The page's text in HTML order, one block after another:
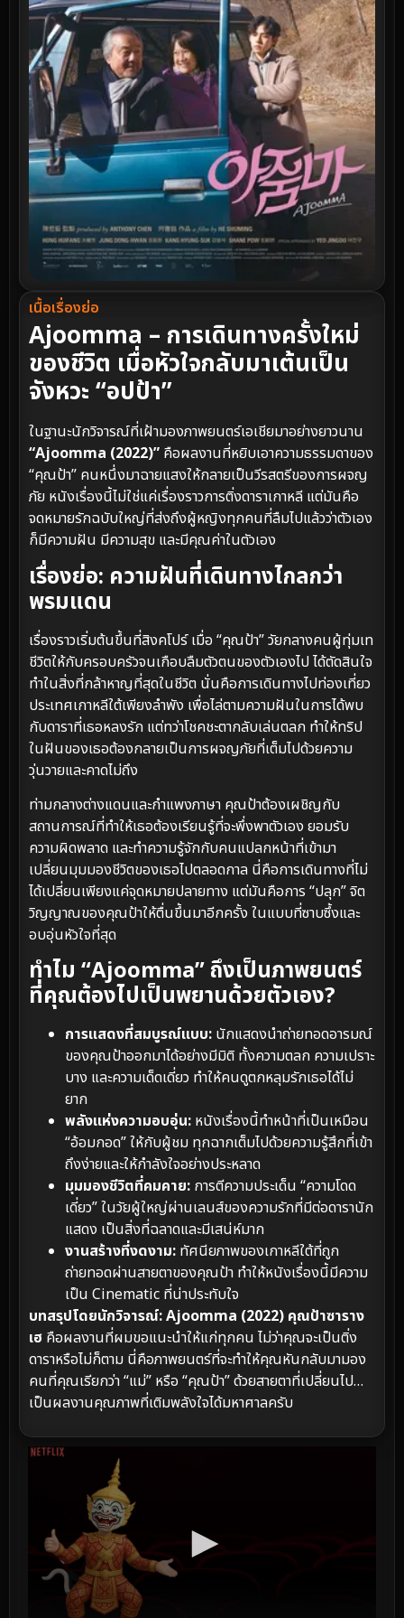
เนื้อเรื่องย่อ
Ajoomma – การเดินทางครั้งใหม่
ของชีวิต เมื่อหัวใจกลับมาเต้นเป็น
จังหวะ “อปป้า”
ในฐานะนักวิจารณ์ที่เฝ้ามองภาพยนตร์เอเชียมาอย่างยาวนาน
“Ajoomma (2022)” คือผลงานที่หยิบเอาความธรรมดาของ
“คุณป้า” คนหนึ่งมาฉายแสงให้กลายเป็นวีรสตรีของการผจญ
ภัย หนังเรื่องนี้ไม่ใช่แค่เรื่องราวการติ่งดาราเกาหลี แต่มันคือ
จดหมายรักฉบับใหญ่ที่ส่งถึงผู้หญิงทุกคนที่ลืมไปแล้วว่าตัวเอง
ก็มีความฝัน มีความสุข และมีคุณค่าในตัวเอง
เรื่องย่อ: ความฝันที่เดินทางไกลกว่า
พรมแดน
เรื่องราวเริ่มต้นขึ้นที่สิงคโปร์ เมื่อ “คุณป้า” วัยกลางคนผู้ทุ่มเท
ชีวิตให้กับครอบครัวจนเกือบลืมตัวตนของตัวเองไป ได้ตัดสินใจ
ทำในสิ่งที่กล้าหาญที่สุดในชีวิต นั่นคือการเดินทางไปท่องเที่ยว
ประเทศเกาหลีใต้เพียงลำพัง เพื่อไล่ตามความฝันในการได้พบ
กับดาราที่เธอหลงรัก แต่ทว่าโชคชะตากลับเล่นตลก ทำให้ทริป
ในฝันของเธอต้องกลายเป็นการผจญภัยที่เต็มไปด้วยความ
วุ่นวายและคาดไม่ถึง
ท่ามกลางต่างแดนและกำแพงภาษา คุณป้าต้องเผชิญกับ
สถานการณ์ที่ทำให้เธอต้องเรียนรู้ที่จะพึ่งพาตัวเอง ยอมรับ
ความผิดพลาด และทำความรู้จักกับคนแปลกหน้าที่เข้ามา
เปลี่ยนมุมมองชีวิตของเธอไปตลอดกาล นี่คือการเดินทางที่ไม่
ได้เปลี่ยนเพียงแค่จุดหมายปลายทาง แต่มันคือการ “ปลุก” จิต
วิญญาณของคุณป้าให้ตื่นขึ้นมาอีกครั้ง ในแบบที่ซาบซึ้งและ
อบอุ่นหัวใจที่สุด
ทำไม “Ajoomma” ถึงเป็นภาพยนตร์
ที่คุณต้องไปเป็นพยานด้วยตัวเอง?
การแสดงที่สมบูรณ์แบบ: นักแสดงนำถ่ายทอดอารมณ์
ของคุณป้าออกมาได้อย่างมีมิติ ทั้งความตลก ความเปราะ
บาง และความเด็ดเดี่ยว ทำให้คนดูตกหลุมรักเธอได้ไม่
ยาก
พลังแห่งความอบอุ่น: หนังเรื่องนี้ทำหน้าที่เป็นเหมือน
“อ้อมกอด” ให้กับผู้ชม ทุกฉากเต็มไปด้วยความรู้สึกที่เข้า
ถึงง่ายและให้กำลังใจอย่างประหลาด
มุมมองชีวิตที่คมคาย: การตีความประเด็น “ความโดด
เดี่ยว” ในวัยผู้ใหญ่ผ่านเลนส์ของความรักที่มีต่อดารานัก
แสดง เป็นสิ่งที่ฉลาดและมีเสน่ห์มาก
งานสร้างที่งดงาม: ทัศนียภาพของเกาหลีใต้ที่ถูก
ถ่ายทอดผ่านสายตาของคุณป้า ทำให้หนังเรื่องนี้มีความ
เป็น Cinematic ที่น่าประทับใจ
บทสรุปโดยนักวิจารณ์:Ajoomma (2022) คุณป้าซาราง
เฮ คือผลงานที่ผมขอแนะนำให้แก่ทุกคน ไม่ว่าคุณจะเป็นติ่ง
ดาราหรือไม่ก็ตาม นี่คือภาพยนตร์ที่จะทำให้คุณหันกลับมามอง
คนที่คุณเรียกว่า “แม่” หรือ “คุณป้า” ด้วยสายตาที่เปลี่ยนไป…
เป็นผลงานคุณภาพที่เติมพลังใจได้มหาศาลครับ